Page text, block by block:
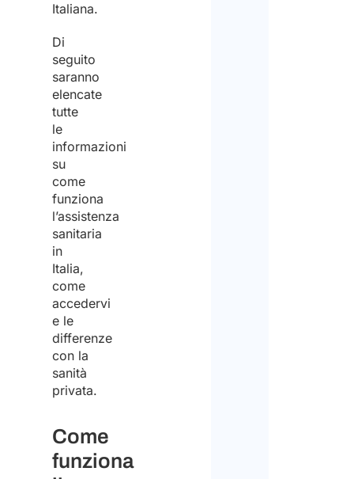
Italiana.
Di
seguito
saranno
elencate
tutte
le
informazioni
su
come
funziona
l’assistenza
sanitaria
in
Italia,
come
accedervi
e le
differenze
con la
sanità
privata.
Come
funziona